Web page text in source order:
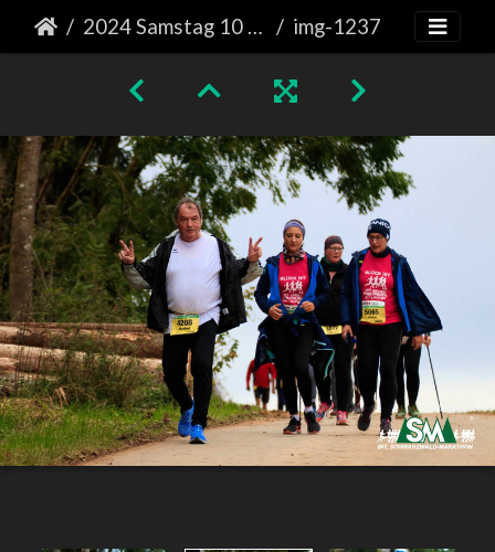
2024 Samstag 10 km Läufe img-1237